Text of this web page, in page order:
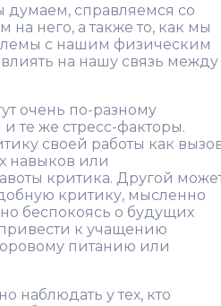
думаем, справляемся со
на него, а также то, как мы
с нашим физическим
на нашу связь между
очень по-разному
те же стресс-факторы.
своей работы как
навыков или
критика. Другой
критику, мысленно
беспокоясь о будущих
к учащению
питанию или
наблюдать у тех, кто